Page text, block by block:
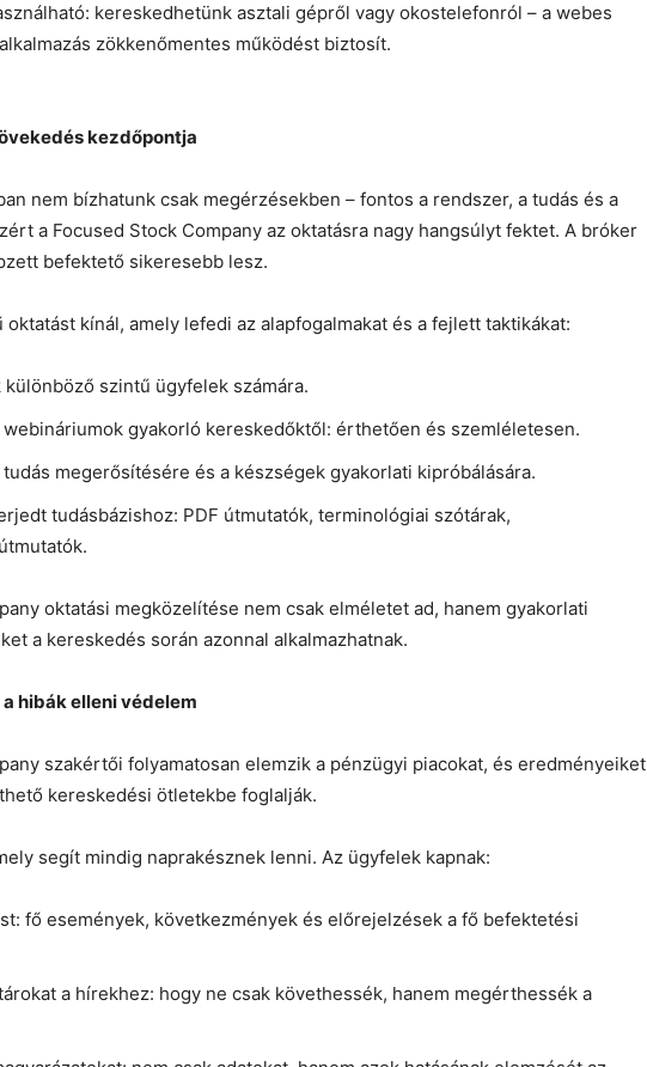
kereskedhetünk asztali gépről vagy okostelefonról – a webes
zökkenőmentes működést biztosít.
kezdőpontja
nem bízhatunk csak megérzésekben – fontos a rendszer, a tudás és a
a Focused Stock Company az oktatásra nagy hangsúlyt fektet. A bróker
befektető sikeresebb lesz.
kínál, amely lefedi az alapfogalmakat és a fejlett taktikákat:
szintű ügyfelek számára.
gyakorló kereskedőktől: érthetően és szemléletesen.
megerősítésére és a készségek gyakorlati kipróbálására.
tudásbázishoz: PDF útmutatók, terminológiai szótárak,
oktatási megközelítése nem csak elméletet ad, hanem gyakorlati
a kereskedés során azonnal alkalmazhatnak.
hibák elleni védelem
szakértői folyamatosan elemzik a pénzügyi piacokat, és eredményeiket
kereskedési ötletekbe foglalják.
segít mindig naprakésznek lenni. Az ügyfelek kapnak:
fő események, következmények és előrejelzések a fő befektetési
a hírekhez: hogy ne csak követhessék, hanem megérthessék a